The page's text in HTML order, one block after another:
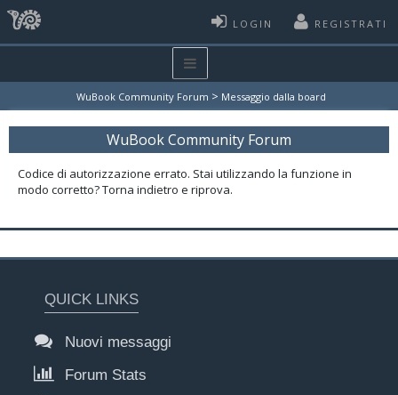
LOGIN REGISTRATI
WuBook Community Forum > Messaggio dalla board
WuBook Community Forum
Codice di autorizzazione errato. Stai utilizzando la funzione in
modo corretto? Torna indietro e riprova.
QUICK LINKS
Nuovi messaggi
Forum Stats